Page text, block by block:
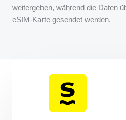
weitergeben, während die Daten
eSIM-Karte gesendet werden.